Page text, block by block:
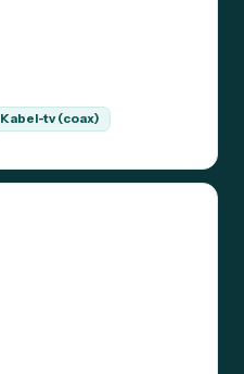
Kabel-tv (coax)